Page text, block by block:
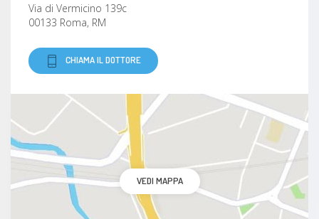
Via di Vermicino 139c
00133 Roma, RM
CHIAMA IL DOTTORE
VEDI MAPPA